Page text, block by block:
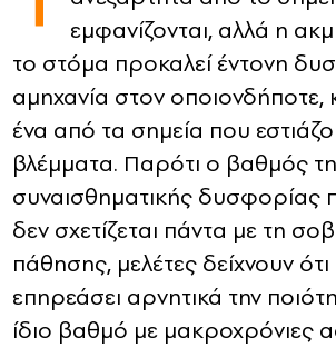
CONTACT
ADVERTISE
εμφανίζονται, αλλά η
το στόμα προκαλεί έντονη
αμηχανία στον οποιονδήποτε,
ένα από τα σημεία που
βλέμματα. Παρότι ο βαθμός
συναισθηματικής δυσφορίας
δεν σχετίζεται πάντα με τη
πάθησης, μελέτες δείχνουν
επηρεάσει αρνητικά την
ίδιο βαθμό με μακροχρόνιες